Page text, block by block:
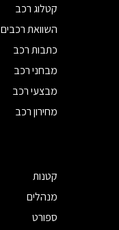
קטלוג רכב
השוואת רכבים
כתבות רכב
מבחני רכב
מבצעי רכב
מחירון רכב
קטנות
מנהלים
ספורט